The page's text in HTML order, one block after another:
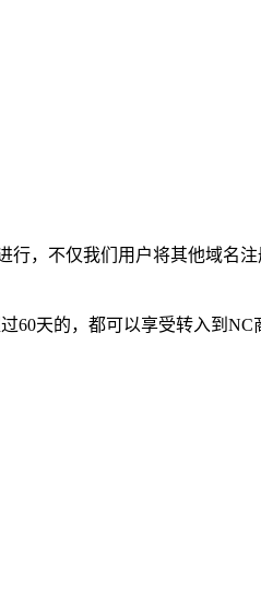
，不仅我们用户将其他域名
60天的，都可以享受转入到